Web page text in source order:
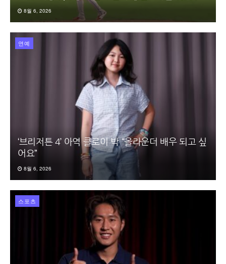
8월 6, 2026
연예
‘브리저튼 4’ 아역 클로이 박 “올라운더 배우 되고 싶
어요”
8월 6, 2026
스포츠